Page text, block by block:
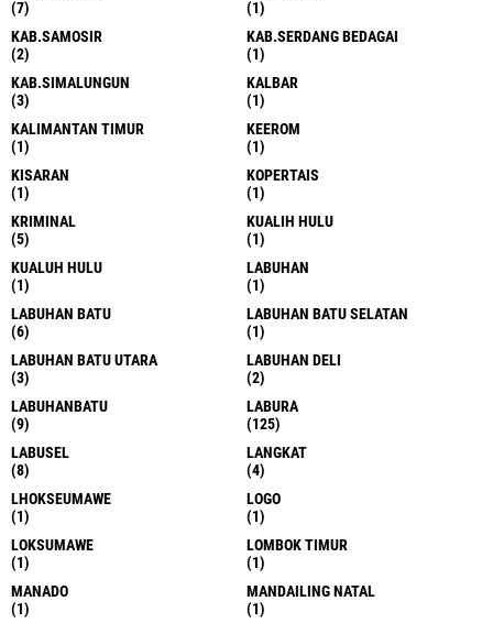
(7)
(1)
KAB.SAMOSIR
(2)
KAB.SERDANG BEDAGAI
(1)
KAB.SIMALUNGUN
(3)
KALBAR
(1)
KALIMANTAN TIMUR
(1)
KEEROM
(1)
KISARAN
(1)
KOPERTAIS
(1)
KRIMINAL
(5)
KUALIH HULU
(1)
KUALUH HULU
(1)
LABUHAN
(1)
LABUHAN BATU
(6)
LABUHAN BATU SELATAN
(1)
LABUHAN BATU UTARA
(3)
LABUHAN DELI
(2)
LABUHANBATU
(9)
LABURA
(125)
LABUSEL
(8)
LANGKAT
(4)
LHOKSEUMAWE
(1)
LOGO
(1)
LOKSUMAWE
(1)
LOMBOK TIMUR
(1)
MANADO
(1)
MANDAILING NATAL
(1)